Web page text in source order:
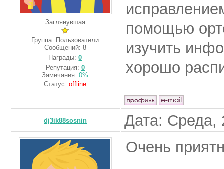
Заглянувшая
Группа: Пользователи
Сообщений: 8
Награды:0
Репутация: 0
Замечания:0%
Статус:offline
помощью
изучить
хорошо
dj3ik88sosnin Дата:
Очень